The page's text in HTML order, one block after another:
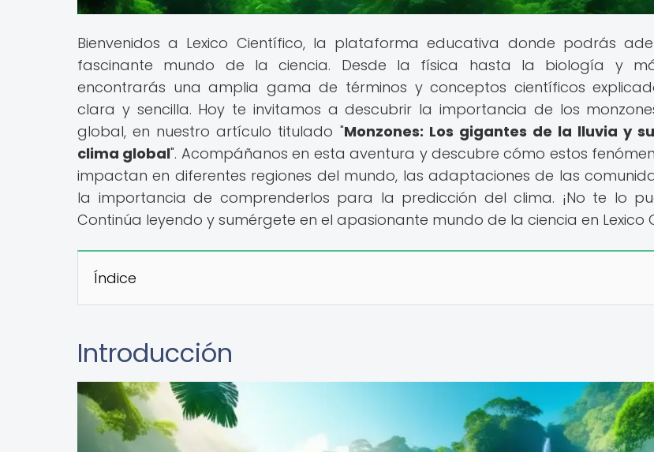
Bienvenidos a Lexico Científico, la plataforma educativa donde podrás
fascinante mundo de la ciencia. Desde la física hasta la biología y
encontrarás una amplia gama de términos y conceptos científicos
clara y sencilla. Hoy te invitamos a descubrir la importancia de los
global, en nuestro artículo titulado "Monzones: Los gigantes de la lluvia y
clima global". Acompáñanos en esta aventura y descubre cómo estos
impactan en diferentes regiones del mundo, las adaptaciones de las
la importancia de comprenderlos para la predicción del clima. ¡No te lo
Continúa leyendo y sumérgete en el apasionante mundo de la ciencia en Lexico
Índice
Introducción